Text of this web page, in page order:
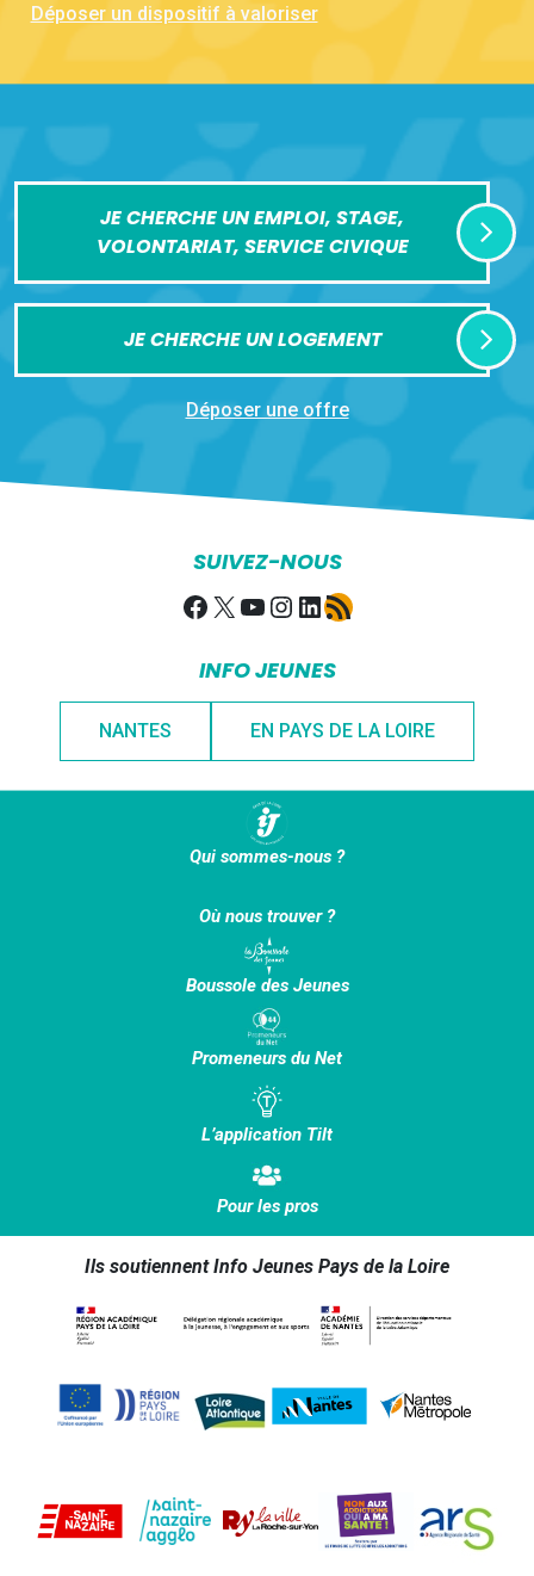
Déposer un dispositif à valoriser
JE CHERCHE UN EMPLOI, STAGE,
VOLONTARIAT, SERVICE CIVIQUE
JE CHERCHE UN LOGEMENT
Déposer une offre
SUIVEZ-NOUS
Facebook
X YouTube
Instagram
LinkedIn
Flux RSS
INFO JEUNES
NANTES EN PAYS DE LA LOIRE
Qui sommes-nous ?
Où nous trouver ?
Boussole des Jeunes
Promeneurs du Net
L’application Tilt
Pour les pros
Ils soutiennent Info Jeunes Pays de la Loire